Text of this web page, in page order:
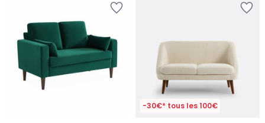
-30€* tous les 100€